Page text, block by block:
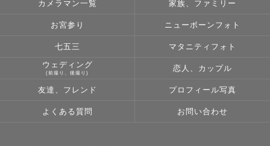
カメラマン一覧 家族、ファミリー
お宮参り ニューボーンフォト
七五三 マタニティフォト
ウェディング
(前撮り、後撮り)
恋人、カップル
友達、フレンド プロフィール写真
よくある質問 お問い合わせ